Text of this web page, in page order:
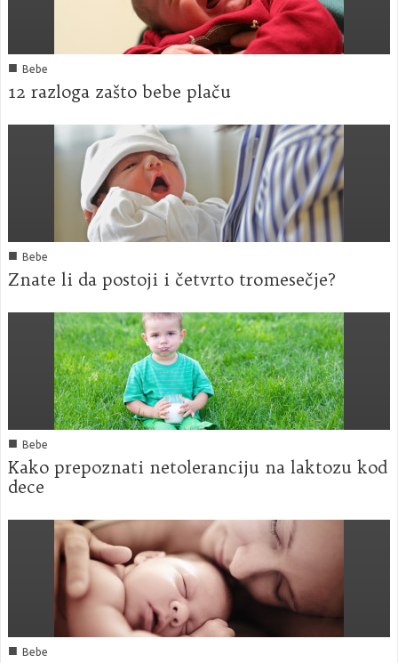
■ Bebe
12 razloga zašto bebe plaču
■ Bebe
Znate li da postoji i četvrto tromesečje?
■ Bebe
Kako prepoznati netoleranciju na laktozu kod
dece
■ Bebe